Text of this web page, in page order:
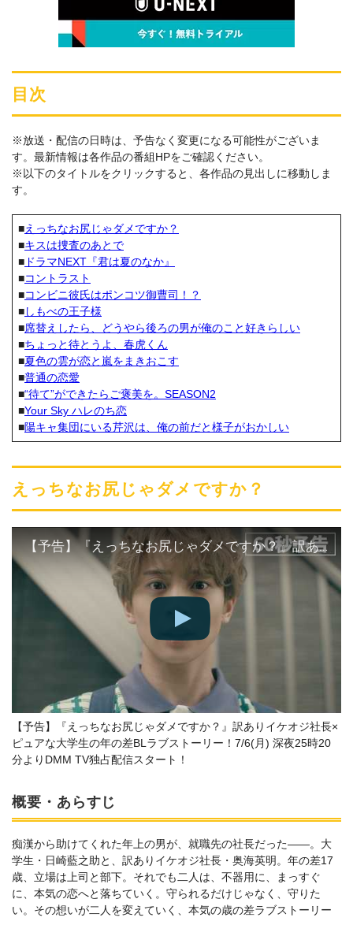
目次
※放送・配信の日時は、予告なく変更になる可能性がございま
す。最新情報は各作品の番組HPをご確認ください。
※以下のタイトルをクリックすると、各作品の見出しに移動しま
す。
■えっちなお尻じゃダメですか？
■キスは捜査のあとで
■ ドラマNEXT『君は夏のなか』
■コントラスト
■コンビニ彼氏はポンコツ御曹司！？
■しもべの王子様
■席替えしたら、どうやら後ろの男が俺のこと好きらしい
■ちょっと待とうよ、春虎くん
■夏色の雲が恋と嵐をまきおこす
■普通の恋愛
■“待て”ができたらご褒美を。SEASON2
■Your Sky ハレのち恋
■陽キャ集団にいる芹沢は、俺の前だと様子がおかしい
えっちなお尻じゃダメですか？
【予告】『えっちなお尻じゃダメですか？』訳ありイケオジ社長×ピュアな大学生の年の差BLラブストーリー！7/6(月) 深夜25時20分よりDMM TV独占配信スタート！
【予告】『えっちなお尻じゃダメですか？』訳ありイケオジ社長×
ピュアな大学生の年の差BLラブストーリー！7/6(月) 深夜25時20
分よりDMM TV独占配信スタート！
概要・あらすじ
痴漢から助けてくれた年上の男が、就職先の社長だった——。大
学生・日崎藍之助と、訳ありイケオジ社長・奥海英明。年の差17
歳、立場は上司と部下。それでも二人は、不器用に、まっすぐ
に、本気の恋へと落ちていく。守られるだけじゃなく、守りた
い。その想いが二人を変えていく、本気の歳の差ラブストーリー